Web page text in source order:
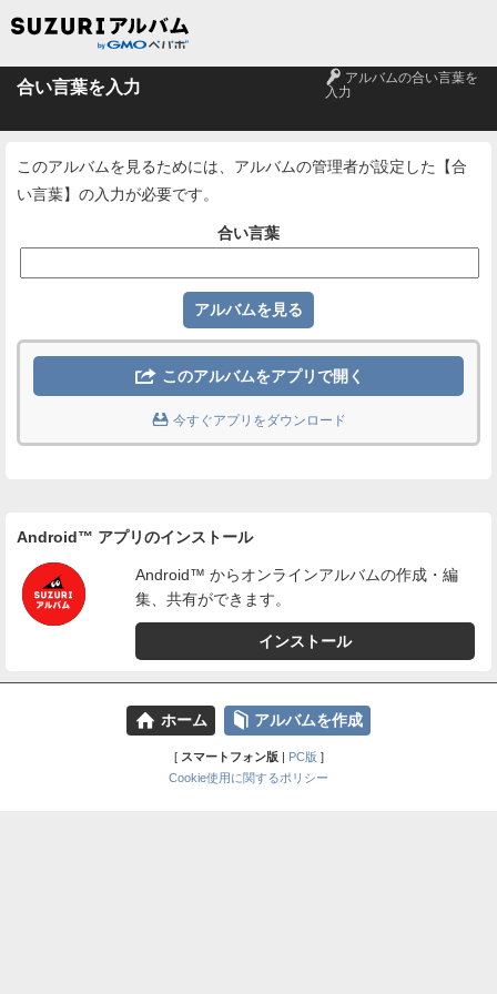
合い言葉を入力 🔑 アルバムの合い言葉を
入力
このアルバムを見るためには、アルバムの管理者が設定した【合
い言葉】の入力が必要です。
合い言葉
 このアルバムをアプリで開く
 今すぐアプリをダウンロード
Android™ アプリのインストール
Android™ からオンラインアルバムの作成・編
集、共有ができます。
インストール
⌂ ホーム 📕 アルバムを作成
[ スマートフォン版| PC版 ]
Cookie使用に関するポリシー